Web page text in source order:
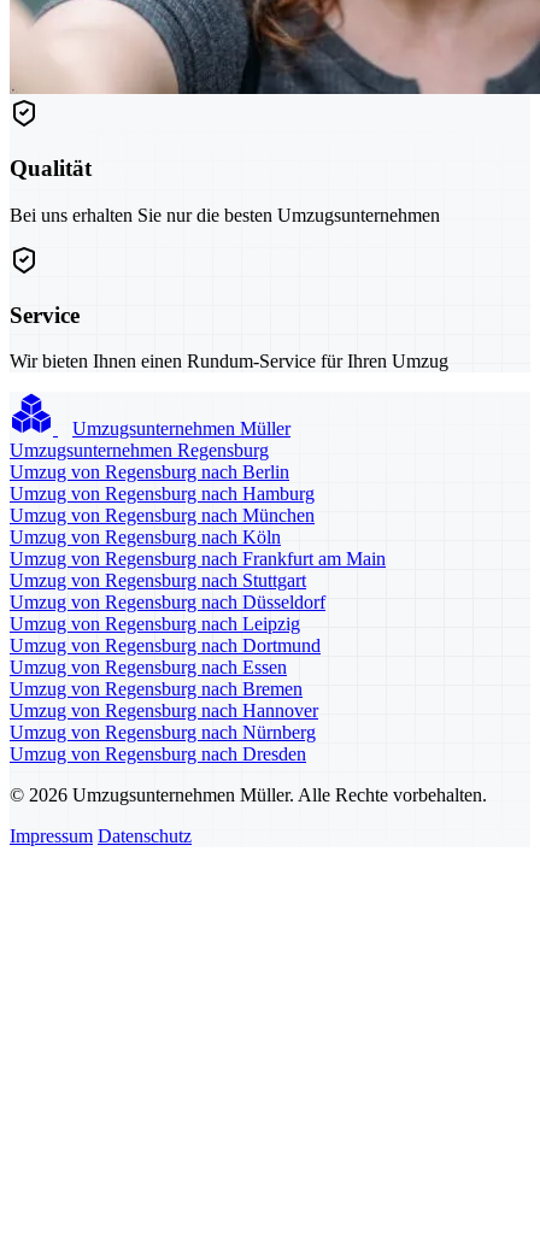
Qualität
Bei uns erhalten Sie nur die besten Umzugsunternehmen
Service
Wir bieten Ihnen einen Rundum-Service für Ihren Umzug
Umzugsunternehmen Müller
Umzugsunternehmen Regensburg
Umzug von Regensburg nach Berlin
Umzug von Regensburg nach Hamburg
Umzug von Regensburg nach München
Umzug von Regensburg nach Köln
Umzug von Regensburg nach Frankfurt am Main
Umzug von Regensburg nach Stuttgart
Umzug von Regensburg nach Düsseldorf
Umzug von Regensburg nach Leipzig
Umzug von Regensburg nach Dortmund
Umzug von Regensburg nach Essen
Umzug von Regensburg nach Bremen
Umzug von Regensburg nach Hannover
Umzug von Regensburg nach Nürnberg
Umzug von Regensburg nach Dresden
© 2026 Umzugsunternehmen Müller. Alle Rechte vorbehalten.
Impressum Datenschutz